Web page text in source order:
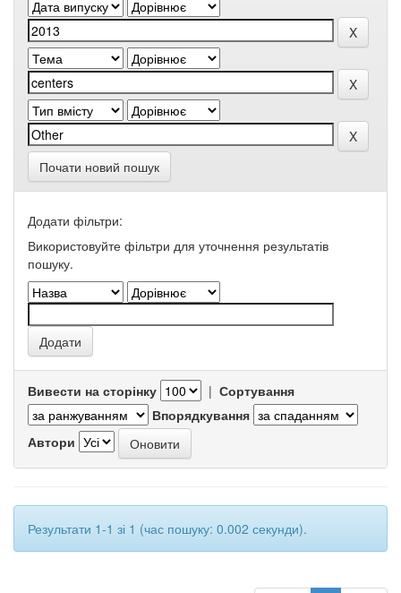
Почати новий пошук
Додати фільтри:
Використовуйте фільтри для уточнення результатів
пошуку.
Вивести на сторінку | Сортування
Впорядкування
Автори
Результати 1-1 зі 1 (час пошуку: 0.002 секунди).